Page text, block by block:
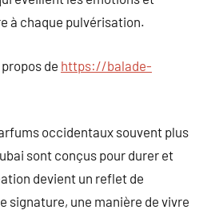
à chaque pulvérisation.
de https://balade-
occidentaux souvent plus
sont conçus pour durer et
devient un reflet de
signature, une manière de vivre